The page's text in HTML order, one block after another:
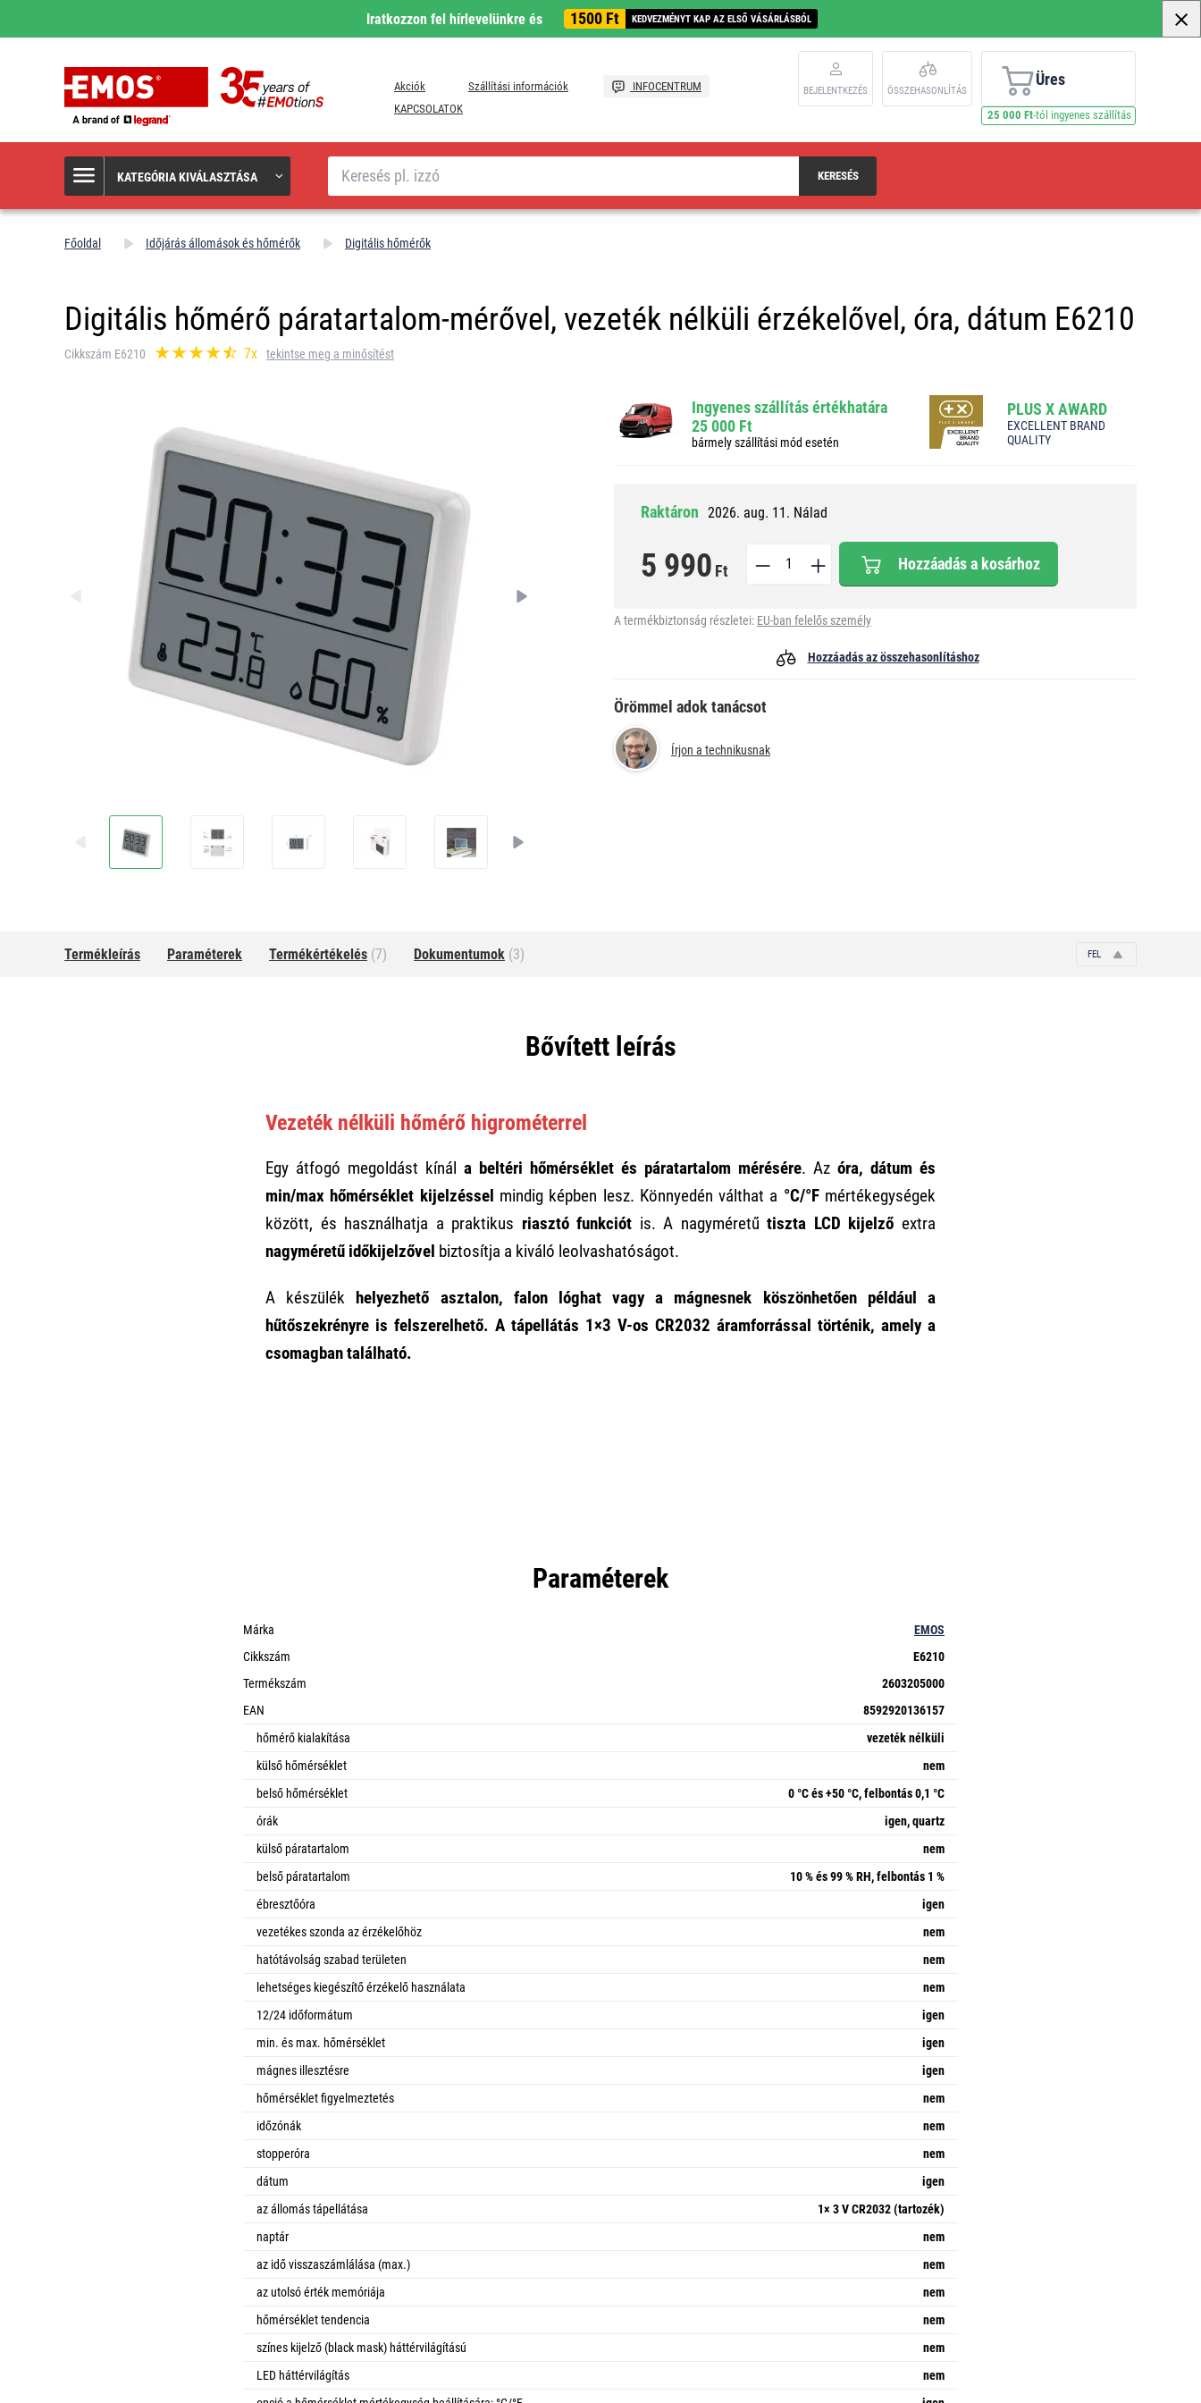
Iratkozzon fel hírlevelünkre és 1500 Ft KEDVEZMÉNYT KAP AZ ELSŐ VÁSÁRLÁSBÓL
Akciók Szállítási információk
INFOCENTRUM
KAPCSOLATOK
BEJELENTKEZÉS ÖSSZEHASONLÍTÁS
Üres
25 000 Ft-tól ingyenes szállítás
KATEGÓRIA KIVÁLASZTÁSA
Keresés
KERESÉS
Főoldal Időjárás állomások és hőmérők Digitális hőmérők
Digitális hőmérő páratartalom-mérővel, vezeték nélküli érzékelővel, óra, dátum E6210
Cikkszám E6210 7x tekintse meg a minősítést
Ingyenes szállítás értékhatára
25 000 Ft
bármely szállítási mód esetén
PLUS X AWARD
EXCELLENT BRAND
QUALITY
Raktáron 2026. aug. 11. Nálad
5 990 Ft Hozzáadás a kosárhoz
A termékbiztonság részletei: EU-ban felelős személy
Hozzáadás az összehasonlításhoz
Örömmel adok tanácsot
Írjon a technikusnak
Termékleírás Paraméterek Termékértékelés (7) Dokumentumok (3) FEL
Bővített leírás
Vezeték nélküli hőmérő higrométerrel
Egy átfogó megoldást kínál a beltéri hőmérséklet és páratartalom mérésére. Az óra, dátum és
min/max hőmérséklet kijelzéssel mindig képben lesz. Könnyedén válthat a °C/°Fmértékegységek
között, és használhatja a praktikus riasztó funkciót is. A nagyméretűtiszta LCD kijelző extra
nagyméretű időkijelzővel biztosítja a kiváló leolvashatóságot.
A készülék helyezhető asztalon, falon lóghatvagy a mágnesnek köszönhetően például a
hűtőszekrényre is felszerelhető. A tápellátás 1×3 V-os CR2032 áramforrással történik, amely a
csomagban található.
Paraméterek
Márka
EMOS
Cikkszám
E6210
Termékszám
2603205000
EAN
8592920136157
hőmérő kialakítása
vezeték nélküli
külső hőmérséklet
nem
belső hőmérséklet
0 °C és +50 °C, felbontás 0,1 °C
órák
igen, quartz
külső páratartalom
nem
belső páratartalom
10 % és 99 % RH, felbontás 1 %
ébresztőóra
igen
vezetékes szonda az érzékelőhöz
nem
hatótávolság szabad területen
nem
lehetséges kiegészítő érzékelő használata
nem
12/24 időformátum
igen
min. és max. hőmérséklet
igen
mágnes illesztésre
igen
hőmérséklet figyelmeztetés
nem
időzónák
nem
stopperóra
nem
dátum
igen
az állomás tápellátása
1× 3 V CR2032 (tartozék)
naptár
nem
az idő visszaszámlálása (max.)
nem
az utolsó érték memóriája
nem
hőmérséklet tendencia
nem
színes kijelző (black mask) háttérvilágítású
nem
LED háttérvilágítás
nem